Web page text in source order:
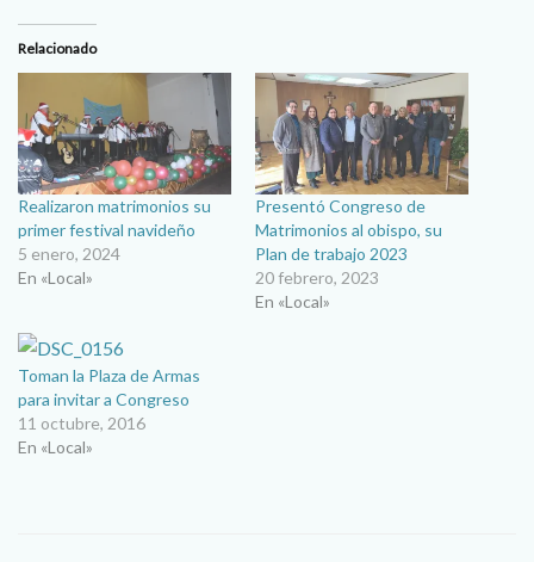
Relacionado
Realizaron matrimonios su
primer festival navideño
5 enero, 2024
En «Local»
Presentó Congreso de
Matrimonios al obispo, su
Plan de trabajo 2023
20 febrero, 2023
En «Local»
Toman la Plaza de Armas
para invitar a Congreso
11 octubre, 2016
En «Local»